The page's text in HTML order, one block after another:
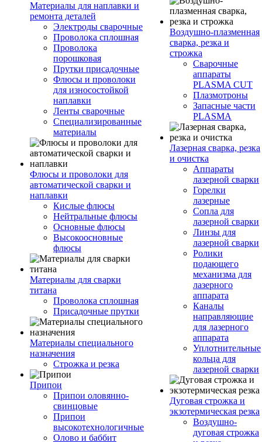
Материалы для наплавки и
ремонта деталей
Электроды сварочные
Проволока сплошная
Проволока
порошковая
Прутки присадочные
Флюсы и проволоки
для износостойкой
наплавки
Ленты сварочные
Специализированные
материалы
Флюсы и проволоки для
автоматической сварки и
наплавки
Кислые флюсы
Нейтральные флюсы
Основные флюсы
Высокоосновные
флюсы
Материалы для сварки
титана
Проволока сплошная
Присадочные прутки
Материалы специального
назначения
Строжка и резка
Припои
Припои оловянно-
свинцовые
Припои
высокотехнологичные
Олово и баббит
Воздушно-плазменная
сварка, резка и
строжка
Сварочные
аппараты
PLASMA CUT
Плазмотроны
Запасные части
PLASMA
Лазерная сварка, резка
и очистка
Аппараты
лазерной сварки
Горелки
лазерные
Сопла для
лазерной сварки
Линзы для
лазерной сварки
Ролики
подающего
механизма для
лазерного
аппарата
Каналы
направляющие
для лазерного
аппарата
Уплотнительные
кольца для
лазерной сварки
Дуговая строжка и
экзотермическая резка
Воздушно-
дуговая строжка